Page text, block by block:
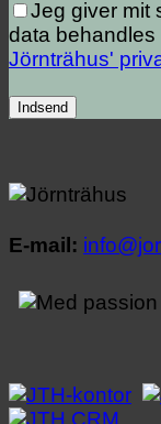
Jeg giver mit
data
Jörnträhus'
E-mail: